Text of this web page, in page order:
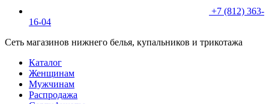
+7 (812) 363-
16-04
Сеть магазинов нижнего белья, купальников и трикотажа
Каталог
Женщинам
Мужчинам
Распродажа